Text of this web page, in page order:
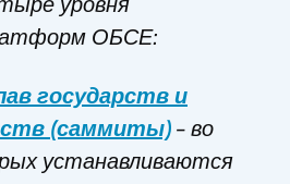
ОБСЕ:
государств и
(саммиты)– во
устанавливаются